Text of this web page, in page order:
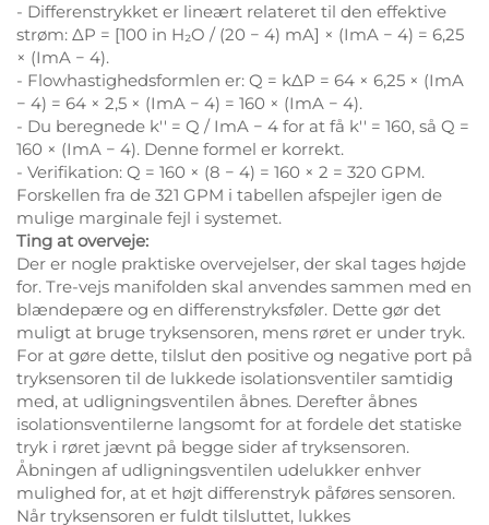
- Differenstrykket er lineært relateret til den effektive
strøm: ΔP = [100 in H₂O / (20 − 4) mA] × (ImA − 4) = 6,25
× (ImA − 4).
- Flowhastighedsformlen er: Q = kΔP = 64 × 6,25 × (ImA
− 4) = 64 × 2,5 × (ImA − 4) = 160 × (ImA − 4).
- Du beregnede k′′ = Q / ImA − 4 for at få k′′ = 160, så Q =
160 × (ImA − 4). Denne formel er korrekt.
- Verifikation: Q = 160 × (8 − 4) = 160 × 2 = 320 GPM.
Forskellen fra de 321 GPM i tabellen afspejler igen de
mulige marginale fejl i systemet.
Ting at overveje:
Der er nogle praktiske overvejelser, der skal tages højde
for. Tre-vejs manifolden skal anvendes sammen med en
blændepære og en differenstryksføler. Dette gør det
muligt at bruge tryksensoren, mens røret er under tryk.
For at gøre dette, tilslut den positive og negative port på
tryksensoren til de lukkede isolationsventiler samtidig
med, at udligningsventilen åbnes. Derefter åbnes
isolationsventilerne langsomt for at fordele det statiske
tryk i røret jævnt på begge sider af tryksensoren.
Åbningen af udligningsventilen udelukker enhver
mulighed for, at et højt differenstryk påføres sensoren.
Når tryksensoren er fuldt tilsluttet, lukkes